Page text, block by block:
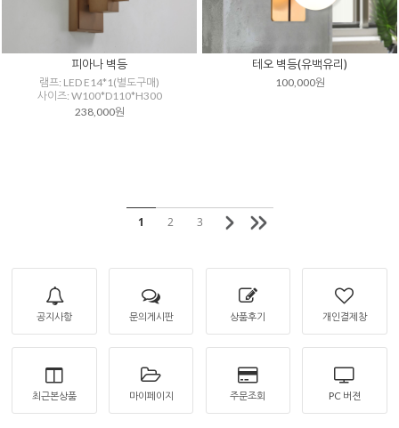
피아나 벽등
램프: LED E14*1(별도구매)
사이즈: W100*D110*H300
238,000원
테오 벽등(유백유리)
100,000원
1 2 3
공지사항 문의게시판 상품후기 개인결제창
최근본상품 마이페이지 주문조회 PC 버젼